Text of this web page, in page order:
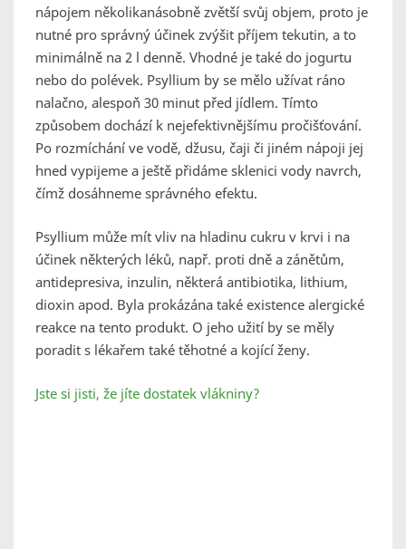
nápojem několikanásobně zvětší svůj objem, proto je
nutné pro správný účinek zvýšit příjem tekutin, a to
minimálně na 2 l denně. Vhodné je také do jogurtu
nebo do polévek. Psyllium by se mělo užívat ráno
nalačno, alespoň 30 minut před jídlem. Tímto
způsobem dochází k nejefektivnějšímu pročišťování.
Po rozmíchání ve vodě, džusu, čaji či jiném nápoji jej
hned vypijeme a ještě přidáme sklenici vody navrch,
čímž dosáhneme správného efektu.
Psyllium může mít vliv na hladinu cukru v krvi i na
účinek některých léků, např. proti dně a zánětům,
antidepresiva, inzulin, některá antibiotika, lithium,
dioxin apod. Byla prokázána také existence alergické
reakce na tento produkt. O jeho užití by se měly
poradit s lékařem také těhotné a kojící ženy.
Jste si jisti, že jíte dostatek vlákniny?